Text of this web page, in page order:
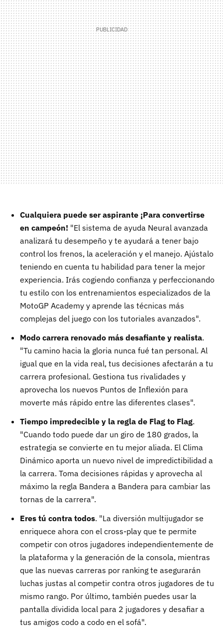
Cualquiera puede ser aspirante ¡Para convertirse
en campeón! "El sistema de ayuda Neural avanzada
analizará tu desempeño y te ayudará a tener bajo
control los frenos, la aceleración y el manejo. Ajústalo
teniendo en cuenta tu habilidad para tener la mejor
experiencia. Irás cogiendo confianza y perfeccionando
tu estilo con los entrenamientos especializados de la
MotoGP Academy y aprende las técnicas más
complejas del juego con los tutoriales avanzados".
Modo carrera renovado más desafiante y realista.
"Tu camino hacia la gloria nunca fué tan personal. Al
igual que en la vida real, tus decisiones afectarán a tu
carrera profesional. Gestiona tus rivalidades y
aprovecha los nuevos Puntos de Inflexión para
moverte más rápido entre las diferentes clases".
Tiempo impredecible y la regla de Flag to Flag.
"Cuando todo puede dar un giro de 180 grados, la
estrategia se convierte en tu mejor aliada. El Clima
Dinámico aporta un nuevo nivel de impredictibilidad a
la carrera. Toma decisiones rápidas y aprovecha al
máximo la regla Bandera a Bandera para cambiar las
tornas de la carrera".
Eres tú contra todos. "La diversión multijugador se
enriquece ahora con el cross-play que te permite
competir con otros jugadores independientemente de
la plataforma y la generación de la consola, mientras
que las nuevas carreras por ranking te asegurarán
luchas justas al competir contra otros jugadores de tu
mismo rango. Por último, también puedes usar la
pantalla dividida local para 2 jugadores y desafiar a
tus amigos codo a codo en el sofá".